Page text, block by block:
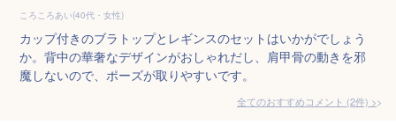
ころころあい(40代・女性)
カップ付きのブラトップとレギンスのセットはいかがでしょう
か。背中の華奢なデザインがおしゃれだし、肩甲骨の動きを邪
魔しないので、ポーズが取りやすいです。
全てのおすすめコメント (2件) >